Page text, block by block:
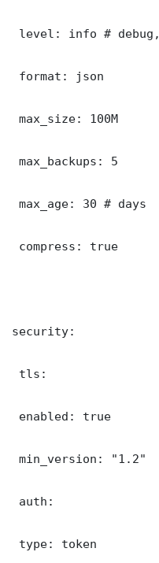
level: info #
format: json
max_size: 100M
max_backups: 5
max_age: 30 # days
compress: true
security:
tls:
enabled: true
min_version: "1.2"
auth:
type: token